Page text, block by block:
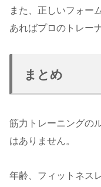
また、正しいフォー
あればプロのトレー
まとめ
筋力トレーニングの
はありません。
年齢、フィットネス